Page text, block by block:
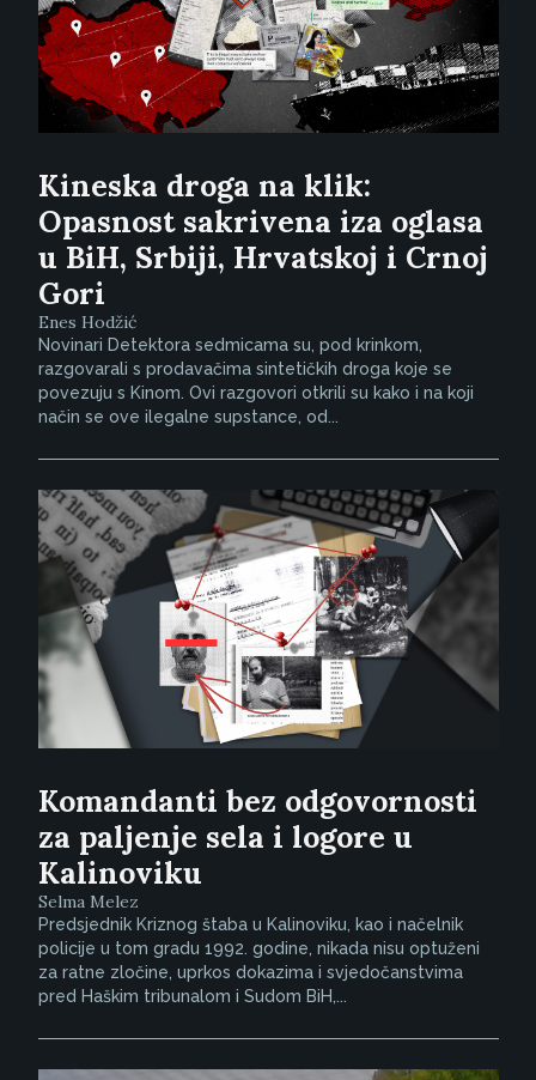
Kineska droga na klik:
Opasnost sakrivena iza oglasa
u BiH, Srbiji, Hrvatskoj i Crnoj
Gori
Enes Hodžić
Novinari Detektora sedmicama su, pod krinkom,
razgovarali s prodavačima sintetičkih droga koje se
povezuju s Kinom. Ovi razgovori otkrili su kako i na koji
način se ove ilegalne supstance, od...
Komandanti bez odgovornosti
za paljenje sela i logore u
Kalinoviku
Selma Melez
Predsjednik Kriznog štaba u Kalinoviku, kao i načelnik
policije u tom gradu 1992. godine, nikada nisu optuženi
za ratne zločine, uprkos dokazima i svjedočanstvima
pred Haškim tribunalom i Sudom BiH,...